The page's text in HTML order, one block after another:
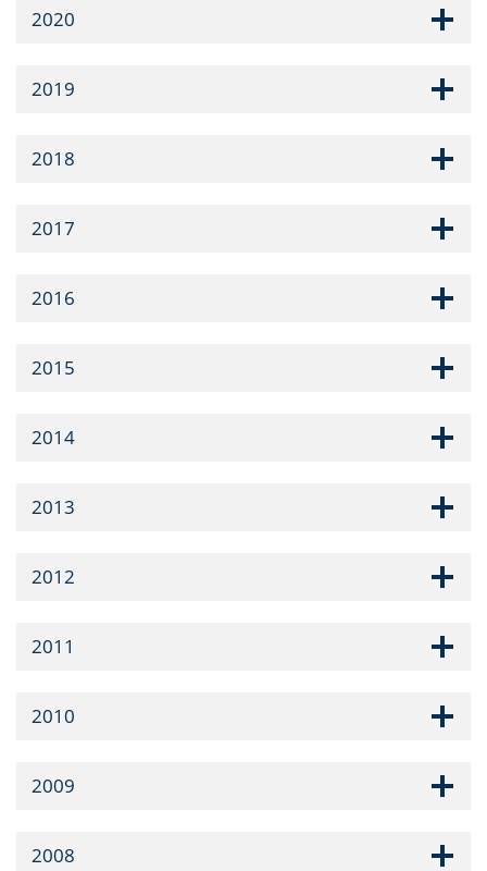
2020
2019
2018
2017
2016
2015
2014
2013
2012
2011
2010
2009
2008